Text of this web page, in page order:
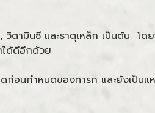
วิตามินซี และธาตุเหล็ก เป็นต้น โ
ได้ดีอีกด้วย
อนกำหนดของทารก และยังเป็นแ